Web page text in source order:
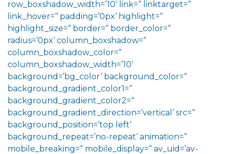
row_boxshadow_width=’10‘ link=“ linktarget=“
link_hover=“ padding=’0px‘ highlight=“
highlight_size=“ border=“ border_color=“
radius=’0px‘ column_boxshadow=“
column_boxshadow_color=“
column_boxshadow_width=’10‘
background=’bg_color‘ background_color=“
background_gradient_color1=“
background_gradient_color2=“
background_gradient_direction=’vertical‘ src=“
background_position=’top left‘
background_repeat=’no-repeat‘ animation=“
mobile_breaking=“ mobile_display=“ av_uid=’av-